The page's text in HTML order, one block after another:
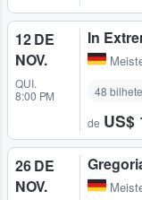
12 DE
NOV.
QUI.
8:00 PM
In
48
de US$
26 DE
NOV.